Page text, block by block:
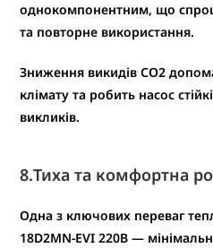
однокомпонентним, що
та повторне використання.
Зниження викидів CO2
клімату та робить насос
викликів.
8.Тиха та комфортна
Одна з ключових переваг
18D2MN-EVI 220В —